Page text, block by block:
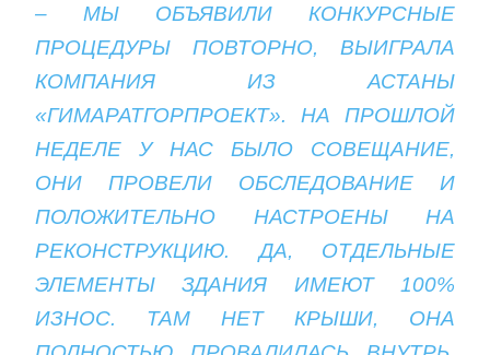
– МЫ ОБЪЯВИЛИ КОНКУРСНЫЕ
ПРОЦЕДУРЫ ПОВТОРНО, ВЫИГРАЛА
КОМПАНИЯ ИЗ АСТАНЫ
«ГИМАРАТГОРПРОЕКТ». НА ПРОШЛОЙ
НЕДЕЛЕ У НАС БЫЛО СОВЕЩАНИЕ,
ОНИ ПРОВЕЛИ ОБСЛЕДОВАНИЕ И
ПОЛОЖИТЕЛЬНО НАСТРОЕНЫ НА
РЕКОНСТРУКЦИЮ. ДА, ОТДЕЛЬНЫЕ
ЭЛЕМЕНТЫ ЗДАНИЯ ИМЕЮТ 100%
ИЗНОС. ТАМ НЕТ КРЫШИ, ОНА